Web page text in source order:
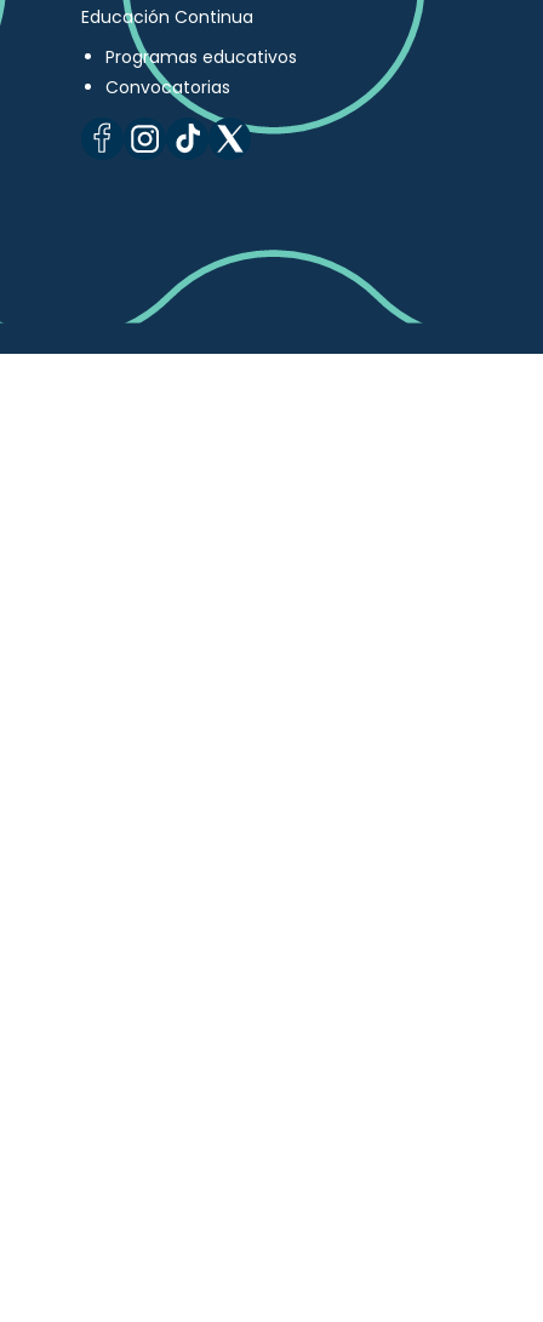
Educación Continua
Programas educativos
Convocatorias